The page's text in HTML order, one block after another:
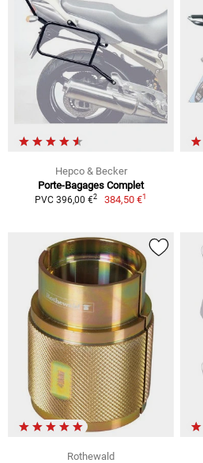
Hepco & Becker
Porte-Bagages Complet
PVC 396,00 €2 384,50 €1
Rothewald